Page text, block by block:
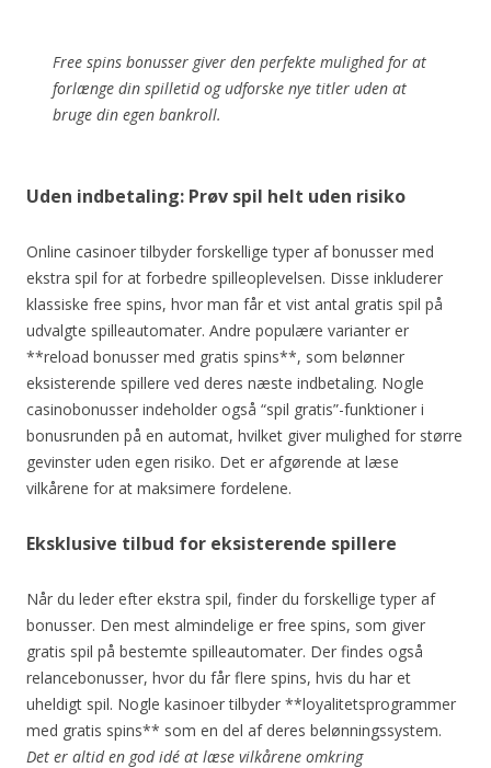
Free spins bonusser giver den perfekte mulighed for at
forlænge din spilletid og udforske nye titler uden at
bruge din egen bankroll.
Uden indbetaling: Prøv spil helt uden risiko
Online casinoer tilbyder forskellige typer af bonusser med
ekstra spil for at forbedre spilleoplevelsen. Disse inkluderer
klassiske free spins, hvor man får et vist antal gratis spil på
udvalgte spilleautomater. Andre populære varianter er
**reload bonusser med gratis spins**, som belønner
eksisterende spillere ved deres næste indbetaling. Nogle
casinobonusser indeholder også “spil gratis”-funktioner i
bonusrunden på en automat, hvilket giver mulighed for større
gevinster uden egen risiko. Det er afgørende at læse
vilkårene for at maksimere fordelene.
Eksklusive tilbud for eksisterende spillere
Når du leder efter ekstra spil, finder du forskellige typer af
bonusser. Den mest almindelige er free spins, som giver
gratis spil på bestemte spilleautomater. Der findes også
relancebonusser, hvor du får flere spins, hvis du har et
uheldigt spil. Nogle kasinoer tilbyder **loyalitetsprogrammer
med gratis spins** som en del af deres belønningssystem.
Det er altid en god idé at læse vilkårene omkring